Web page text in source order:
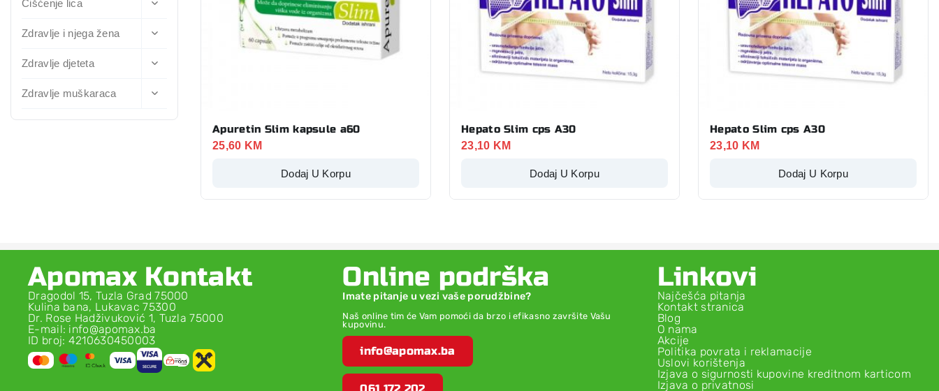
Apuretin Slim kapsule a60
25,60 KM
Dodaj U Korpu
Hepato Slim cps A30
23,10 KM
Dodaj U Korpu
Hepato Slim cps A30
23,10 KM
Dodaj U Korpu
Čišćenje lica
Zdravlje i njega žena
Zdravlje djeteta
Zdravlje muškaraca
Apomax Kontakt
Dragodol 15, Tuzla Grad 75000
Kulina bana, Lukavac 75300
Dr. Rose Hadživuković 1, Tuzla 75000
E-mail: info@apomax.ba
ID broj: 4210630450003
Online podrška
Imate pitanje u vezi vaše porudžbine?
Naš online tim će Vam pomoći da brzo i efikasno završite Vašu
kupovinu.
info@apomax.ba
Linkovi
Najčešća pitanja
Kontakt stranica
Blog
O nama
Akcije
Politika povrata i reklamacije
Uslovi korištenja
Izjava o sigurnosti kupovine kreditnom karticom
Izjava o privatnosi